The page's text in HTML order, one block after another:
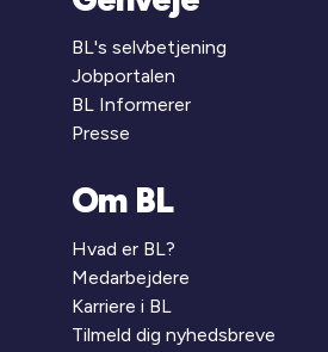
BL's selvbetjening
Jobportalen
BL Informerer
Presse
Om BL
Hvad er BL?
Medarbejdere
Karriere i BL
Tilmeld dig nyhedsbreve